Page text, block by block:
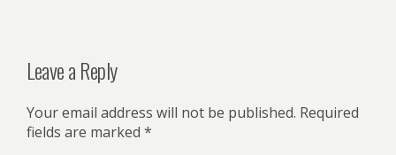
Leave a Reply
Your email address will not be published. Required
fields are marked *